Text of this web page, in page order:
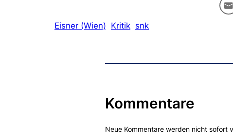
Eisner (Wien) Kritik snk
Kommentare
Neue Kommentare werden nicht sofort